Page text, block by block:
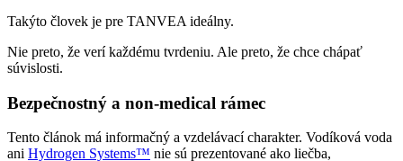
Takýto človek je pre TANVEA ideálny.
Nie preto, že verí každému tvrdeniu. Ale preto, že chce chápať
súvislosti.
Bezpečnostný a non-medical rámec
Tento článok má informačný a vzdelávací charakter. Vodíková voda
ani Hydrogen Systems™ nie sú prezentované ako liečba,